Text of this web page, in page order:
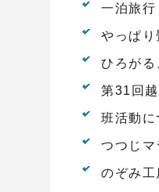
一泊旅行
やっぱり
ひろがる
第31回
班活動に
つつじマ
のぞみ